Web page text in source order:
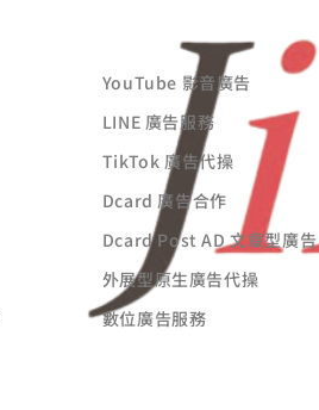
YouTube 影音廣告
LINE 廣告服務
TikTok 廣告代操
Dcard 廣告合作
Dcard Post AD 文章型廣告
外展型原生廣告代操
數位廣告服務